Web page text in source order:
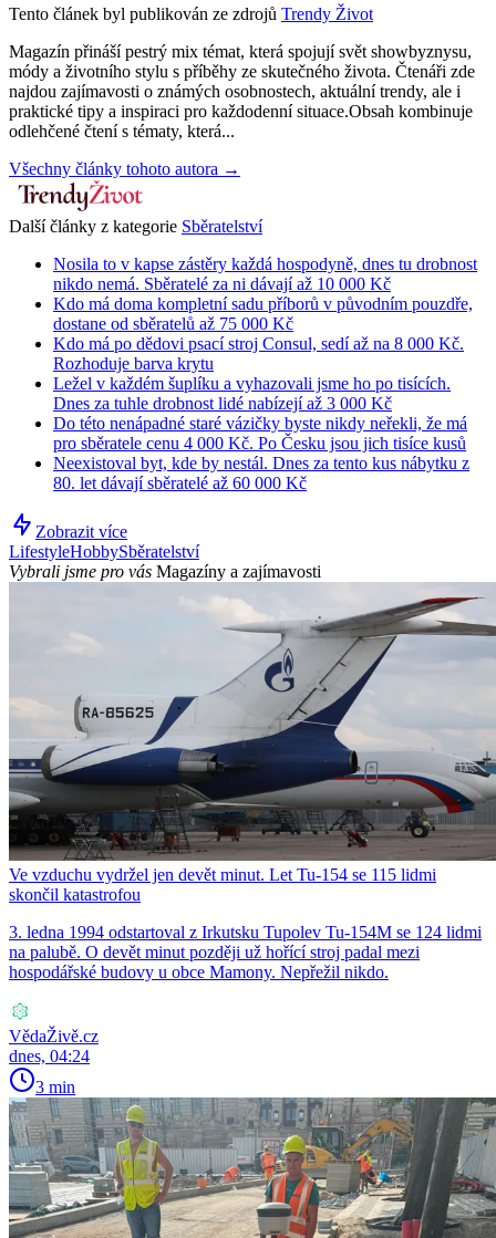
Tento článek byl publikován ze zdrojů Trendy Život
Magazín přináší pestrý mix témat, která spojují svět showbyznysu,
módy a životního stylu s příběhy ze skutečného života. Čtenáři zde
najdou zajímavosti o známých osobnostech, aktuální trendy, ale i
praktické tipy a inspiraci pro každodenní situace.Obsah kombinuje
odlehčené čtení s tématy, která...
Všechny články tohoto autora →
Další články z kategorie Sběratelství
Nosila to v kapse zástěry každá hospodyně, dnes tu drobnost
nikdo nemá. Sběratelé za ni dávají až 10 000 Kč
Kdo má doma kompletní sadu příborů v původním pouzdře,
dostane od sběratelů až 75 000 Kč
Kdo má po dědovi psací stroj Consul, sedí až na 8 000 Kč.
Rozhoduje barva krytu
Ležel v každém šuplíku a vyhazovali jsme ho po tisících.
Dnes za tuhle drobnost lidé nabízejí až 3 000 Kč
Do této nenápadné staré vázičky byste nikdy neřekli, že má
pro sběratele cenu 4 000 Kč. Po Česku jsou jich tisíce kusů
Neexistoval byt, kde by nestál. Dnes za tento kus nábytku z
80. let dávají sběratelé až 60 000 Kč
Zobrazit více
LifestyleHobbySběratelství
Vybrali jsme pro vás Magazíny a zajímavosti
Ve vzduchu vydržel jen devět minut. Let Tu-154 se 115 lidmi
skončil katastrofou
3. ledna 1994 odstartoval z Irkutsku Tupolev Tu-154M se 124 lidmi
na palubě. O devět minut později už hořící stroj padal mezi
hospodářské budovy u obce Mamony. Nepřežil nikdo.
VědaŽivě.cz
dnes, 04:24
3 min